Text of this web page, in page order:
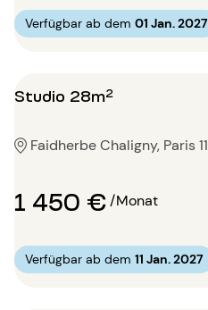
Verfügbar ab dem 01 Jan. 2027
Studio 28m²
Faidherbe Chaligny, Paris 11
1 450 €/Monat
Verfügbar ab dem 11 Jan. 2027